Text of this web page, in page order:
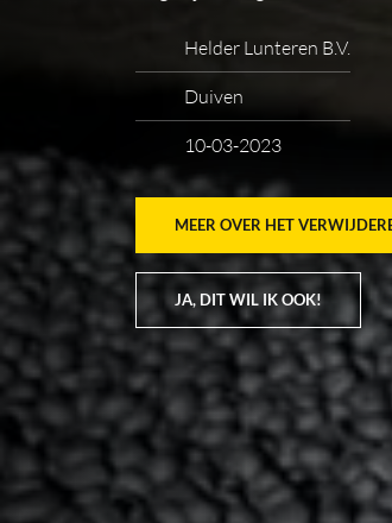
Helder Lunteren B.V.
Duiven
10-03-2023
MEER OVER HET
JA, DIT WIL IK OOK!